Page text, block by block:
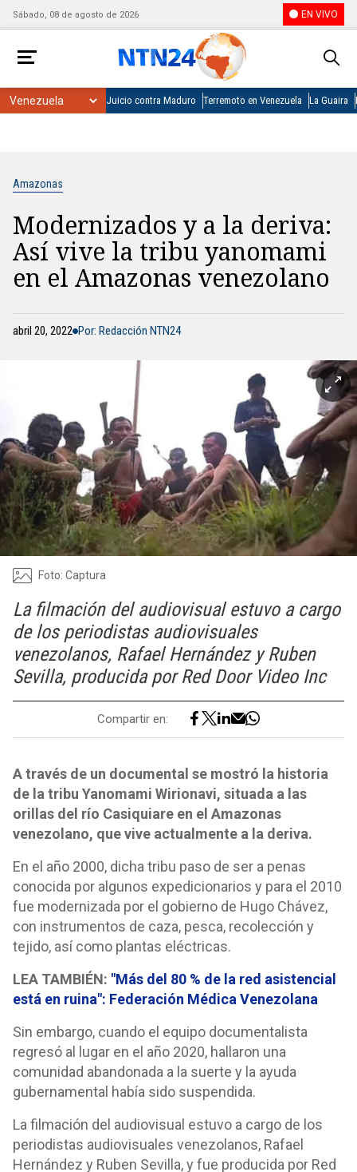
Sábado, 08 de agosto de 2026 EN VIVO
Juicio contra Maduro Terremoto en Venezuela La Guaira
Amazonas
Modernizados y a la deriva:
Así vive la tribu yanomami
en el Amazonas venezolano
abril 20, 2022 Por: Redacción NTN24
Foto: Captura
La filmación del audiovisual estuvo a cargo
de los periodistas audiovisuales
venezolanos, Rafael Hernández y Ruben
Sevilla, producida por Red Door Video Inc
Compartir en:
A través de un documental se mostró la historia
de la tribu Yanomami Wirionavi, situada a las
orillas del río Casiquiare en el Amazonas
venezolano, que vive actualmente a la deriva.
En el año 2000, dicha tribu paso de ser a penas
conocida por algunos expedicionarios y para el 2010
fue modernizada por el gobierno de Hugo Chávez,
con instrumentos de caza, pesca, recolección y
tejido, así como plantas eléctricas.
LEA TAMBIÉN: "Más del 80 % de la red asistencial
está en ruina": Federación Médica Venezolana
Sin embargo, cuando el equipo documentalista
regresó al lugar en el año 2020, hallaron una
comunidad abandonada a la suerte y la ayuda
gubernamental había sido suspendida.
La filmación del audiovisual estuvo a cargo de los
periodistas audiovisuales venezolanos, Rafael
Hernández y Ruben Sevilla, y fue producida por Red